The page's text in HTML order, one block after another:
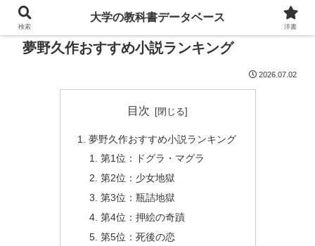
夢野久作おすすめ小説ランキング
2026.07.02
目次
夢野久作おすすめ小説ランキング
第1位：ドグラ・マグラ
第2位：少女地獄
第3位：瓶詰地獄
第4位：押絵の奇蹟
第5位：死後の恋
検索
大学の教科書データベース
洋書